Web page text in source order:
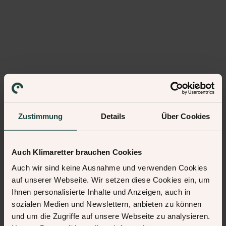
Zustimmung Details Über Cookies
Auch Klimaretter brauchen Cookies
Auch wir sind keine Ausnahme und verwenden Cookies
auf unserer Webseite. Wir setzen diese Cookies ein, um
Ihnen personalisierte Inhalte und Anzeigen, auch in
sozialen Medien und Newslettern, anbieten zu können
und um die Zugriffe auf unsere Webseite zu analysieren.